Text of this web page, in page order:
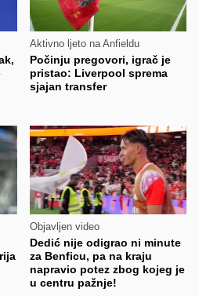
Aktivno ljeto na Anfieldu
Počinju pregovori, igrač je
pristao: Liverpool sprema
sjajan transfer
Objavljen video
Dedić nije odigrao ni minute
za Benficu, pa na kraju
napravio potez zbog kojeg je
u centru pažnje!